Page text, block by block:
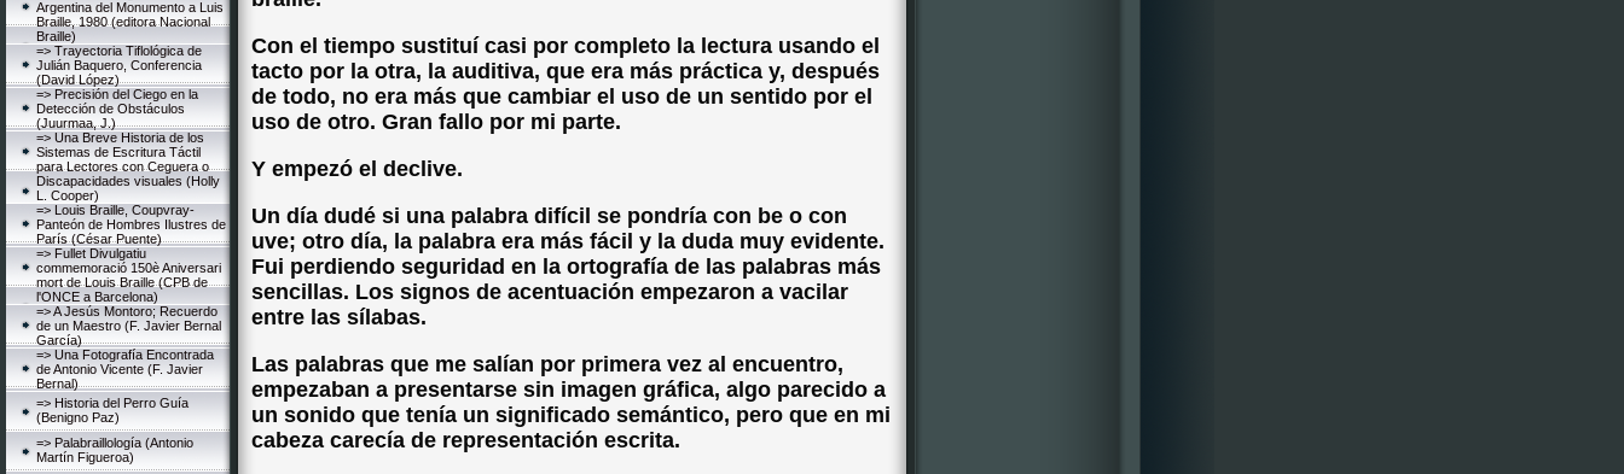
Argentina del Monumento a Luis
Braille, 1980 (editora Nacional
Braille)
=> Trayectoria Tiflológica de
Julián Baquero, Conferencia
(David López)
=> Precisión del Ciego en la
Detección de Obstáculos
(Juurmaa, J.)
=> Una Breve Historia de los
Sistemas de Escritura Táctil
para Lectores con Ceguera o
Discapacidades visuales (Holly
L. Cooper)
=> Louis Braille, Coupvray-
Panteón de Hombres Ilustres de
París (César Puente)
=> Fullet Divulgatiu
commemoració 150è Aniversari
mort de Louis Braille (CPB de
l'ONCE a Barcelona)
=> A Jesús Montoro; Recuerdo
de un Maestro (F. Javier Bernal
García)
=> Una Fotografía Encontrada
de Antonio Vicente (F. Javier
Bernal)
=> Historia del Perro Guía
(Benigno Paz)
=> Palabraillología (Antonio
Martín Figueroa)
Con el tiempo sustituí casi por completo la lectura usando el
tacto por la otra, la auditiva, que era más práctica y, después
de todo, no era más que cambiar el uso de un sentido por el
uso de otro. Gran fallo por mi parte.
Y empezó el declive.
Un día dudé si una palabra difícil se pondría con be o con
uve; otro día, la palabra era más fácil y la duda muy evidente.
Fui perdiendo seguridad en la ortografía de las palabras más
sencillas. Los signos de acentuación empezaron a vacilar
entre las sílabas.
Las palabras que me salían por primera vez al encuentro,
empezaban a presentarse sin imagen gráfica, algo parecido a
un sonido que tenía un significado semántico, pero que en mi
cabeza carecía de representación escrita.